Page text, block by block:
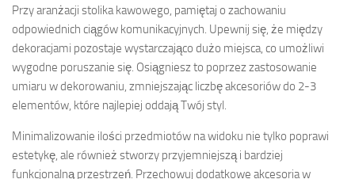
Przy aranżacji stolika kawowego, pamiętaj o zachowaniu
odpowiednich ciągów komunikacyjnych. Upewnij się, że między
dekoracjami pozostaje wystarczająco dużo miejsca, co umożliwi
wygodne poruszanie się. Osiągniesz to poprzez zastosowanie
umiaru w dekorowaniu, zmniejszając liczbę akcesoriów do 2-3
elementów, które najlepiej oddają Twój styl.
Minimalizowanie ilości przedmiotów na widoku nie tylko poprawi
estetykę, ale również stworzy przyjemniejszą i bardziej
funkcjonalną przestrzeń. Przechowuj dodatkowe akcesoria w